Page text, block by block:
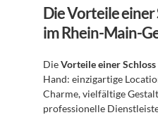
Die Vorteile
im Rhein-Main-
Die Vorteile einer
Hand: einzigartige
Charme, vielfältige
professionelle